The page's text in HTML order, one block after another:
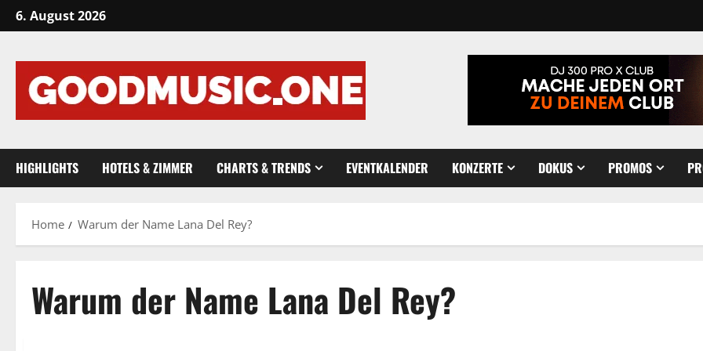
Skip
to
6. August 2026
HIGHLIGHTS HOTELS & ZIMMER CHARTS & TRENDS EVENTKALENDER KONZERTE DOKUS PROMOS
Home Warum der Name Lana Del Rey?
Warum der Name Lana Del Rey?